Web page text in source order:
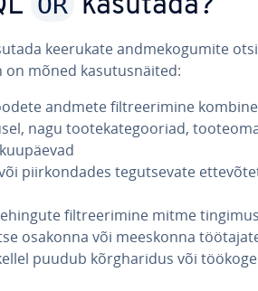
kasutada?
keerukate and­me­ko­gu­mite
mõned ka­su­tus­näi­ted:
andmete filt­ree­ri­mine
nagu too­te­ka­te­goo­riad,
piir­kon­da­des te­gut­se­vate
filt­ree­ri­mine mitme
osakonna või meeskonna
puudub kõrg­ha­ri­dus või